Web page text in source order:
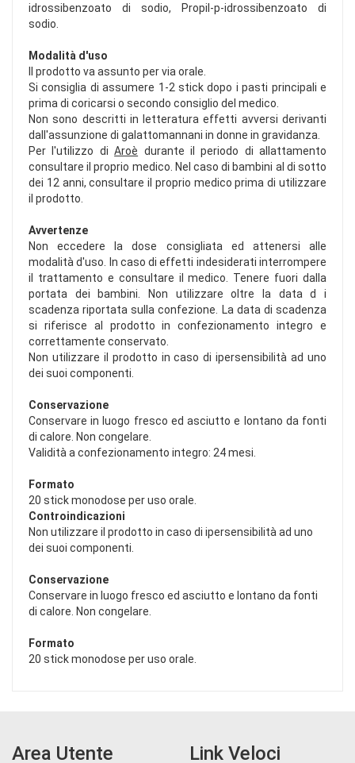
idrossibenzoato di sodio, Propil-p-idrossibenzoato di
sodio.
Modalità d'uso
Il prodotto va assunto per via orale.
Si consiglia di assumere 1-2 stick dopo i pasti principali e
prima di coricarsi o secondo consiglio del medico.
Non sono descritti in letteratura effetti avversi derivanti
dall'assunzione di galattomannani in donne in gravidanza.
Per l'utilizzo diAroè durante il periodo di allattamento
consultare il proprio medico. Nel caso di bambini al di sotto
dei 12 anni, consultare il proprio medico prima di utilizzare
il prodotto.
Avvertenze
Non eccedere la dose consigliata ed attenersi alle
modalità d'uso. In caso di effetti indesiderati interrompere
il trattamento e consultare il medico. Tenere fuori dalla
portata dei bambini. Non utilizzare oltre la data d i
scadenza riportata sulla confezione. La data di scadenza
si riferisce al prodotto in confezionamento integro e
correttamente conservato.
Non utilizzare il prodotto in caso di ipersensibilità ad uno
dei suoi componenti.
Conservazione
Conservare in luogo fresco ed asciutto e lontano da fonti
di calore. Non congelare.
Validità a confezionamento integro: 24 mesi.
Formato
20 stick monodose per uso orale.
Controindicazioni
Non utilizzare il prodotto in caso di ipersensibilità ad uno
dei suoi componenti.
Conservazione
Conservare in luogo fresco ed asciutto e lontano da fonti
di calore. Non congelare.
Formato
20 stick monodose per uso orale.
Area Utente Link Veloci